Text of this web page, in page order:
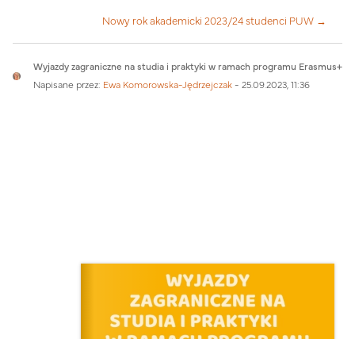
Nowy rok akademicki 2023/24 studenci PUW →
Wyjazdy zagraniczne na studia i praktyki w ramach programu Erasmus+
Napisane przez: Ewa Komorowska-Jędrzejczak - 25.09.2023, 11:36
Liczba odpowiedzi: 0